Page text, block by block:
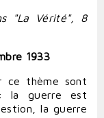
"La Vérité", 8
1933
ce thème sont
la guerre est
la guerre